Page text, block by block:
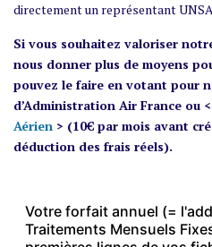
directement un représentant
Si vous souhaitez valoriser
nous donner plus de moyens
pouvez le faire en votant pour
d’Administration Air France ou <
Aérien > (10€ par mois avant
déduction des frais réels).